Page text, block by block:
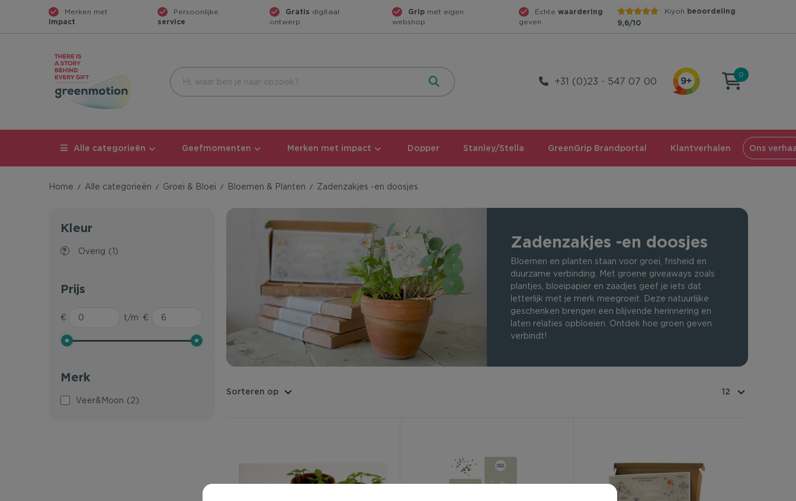
Merken met
impact
Persoonlijke
service
Gratis digitaal
ontwerp
Grip met eigen
webshop
Échte waardering
geven
Kiyoh beoordeling
9,6/10
+31 (0)23 - 547 07 00
0
Alle categorieën Geefmomenten Merken met impact Dopper Stanley/Stella GreenGrip Brandportal Klantverhalen Ons
Home Alle categorieën Groei & Bloei Bloemen & Planten Zadenzakjes -en doosjes
Kleur
overig (1)
Prijs
€ t/m €
Merk
Veer&Moon (2)
Zadenzakjes -en doosjes
Bloemen en planten staan voor groei, frisheid en
duurzame verbinding. Met groene giveaways zoals
plantjes, bloeipapier en zaadjes geef je iets dat
letterlijk met je merk meegroeit. Deze natuurlijke
geschenken brengen een blijvende herinnering en
laten relaties opbloeien. Ontdek hoe groen geven
verbindt!